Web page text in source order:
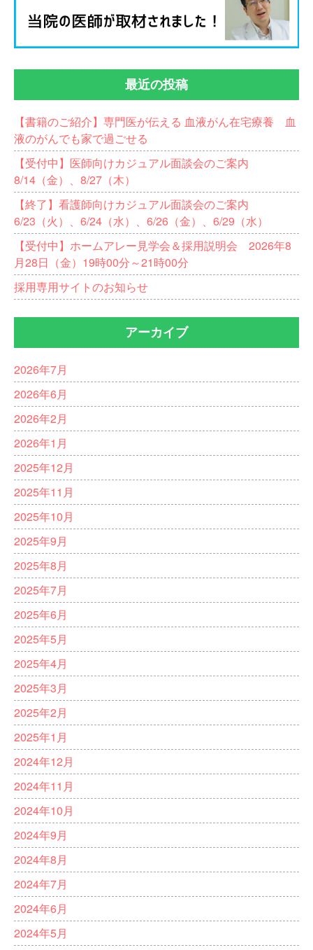
最近の投稿
【書籍のご紹介】専門医が伝える 血液がん在宅療養 血
液のがんでも家で過ごせる
【受付中】医師向けカジュアル面談会のご案内
8/14（金）、8/27（木）
【終了】看護師向けカジュアル面談会のご案内
6/23（火）、6/24（水）、6/26（金）、6/29（水）
【受付中】ホームアレー見学会＆採用説明会 2026年8
月28日（金）19時00分～21時00分
採用専用サイトのお知らせ
アーカイブ
2026年7月
2026年6月
2026年2月
2026年1月
2025年12月
2025年11月
2025年10月
2025年9月
2025年8月
2025年7月
2025年6月
2025年5月
2025年4月
2025年3月
2025年2月
2025年1月
2024年12月
2024年11月
2024年10月
2024年9月
2024年8月
2024年7月
2024年6月
2024年5月